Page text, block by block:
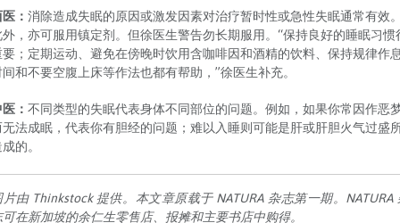
： 消除造成失眠的原因或激发因素对治疗暂时性或急性失眠通常有效。
外，亦可服用镇定剂。但徐医生警告勿长期服用。“保持良好的睡眠习惯
要；定期运动、避免在傍晚时饮用含咖啡因和酒精的饮料、保持规律作
间和不要空腹上床等作法也都有帮助，”徐医生补充。
： 不同类型的失眠代表身体不同部位的问题。例如，如果你常因作恶
无法成眠，代表你有胆经的问题；难以入睡则可能是肝或肝胆火气过盛
的。
片由 Thinkstock 提供。本文章原载于 NATURA 杂志第一期。NATURA
可在新加坡的余仁生零售店、报摊和主要书店中购得。